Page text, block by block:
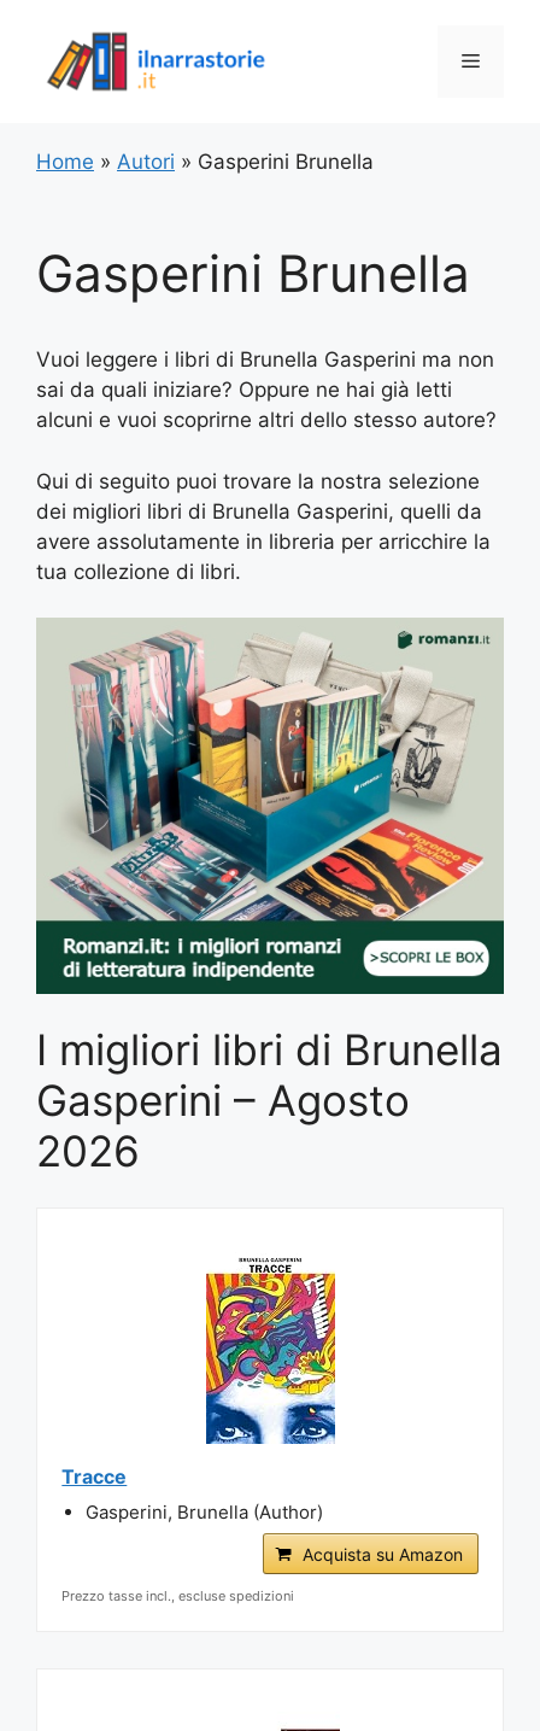
contenuto
Menu
Home » Autori » Gasperini Brunella
Gasperini Brunella
Vuoi leggere i libri di Brunella Gasperini ma non
sai da quali iniziare? Oppure ne hai già letti
alcuni e vuoi scoprirne altri dello stesso autore?
Qui di seguito puoi trovare la nostra selezione
dei migliori libri di Brunella Gasperini, quelli da
avere assolutamente in libreria per arricchire la
tua collezione di libri.
I migliori libri di Brunella
Gasperini – Agosto
2026
Tracce
Gasperini, Brunella (Author)
Acquista su Amazon
Prezzo tasse incl., escluse spedizioni